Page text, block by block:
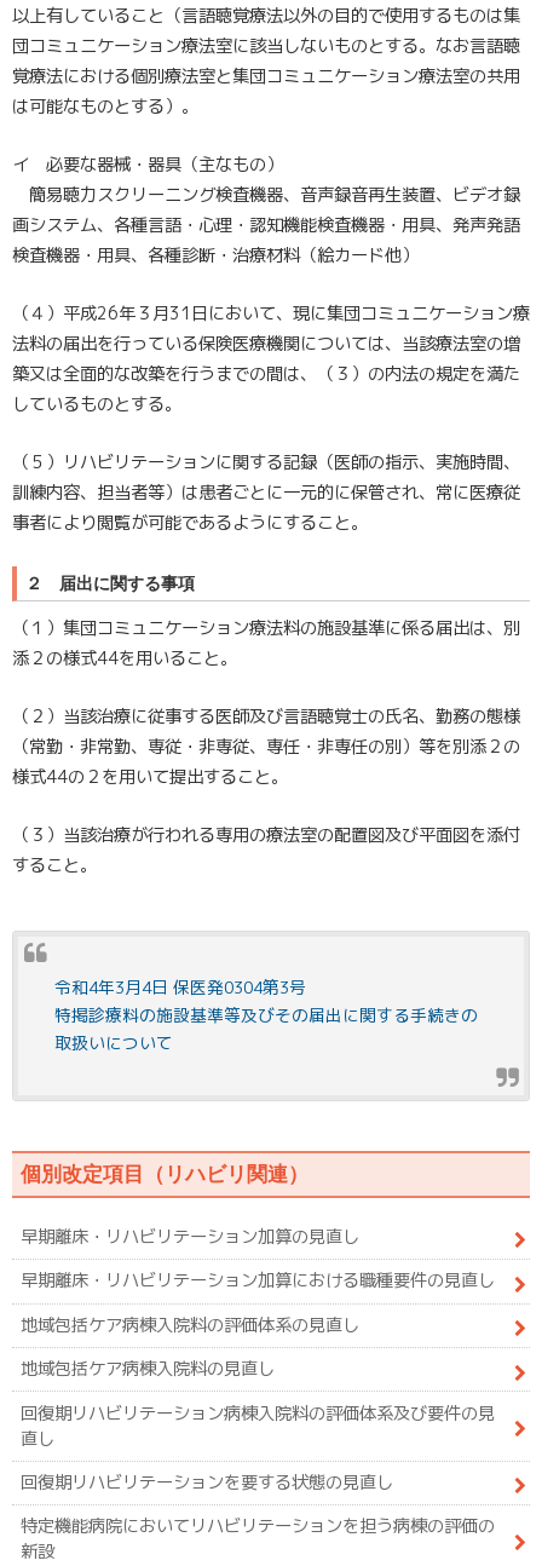
以上有していること（言語聴覚療法以外の目的で使用するものは集
団コミュニケーション療法室に該当しないものとする。なお言語聴
覚療法における個別療法室と集団コミュニケーション療法室の共用
は可能なものとする）。
イ 必要な器械・器具（主なもの）
簡易聴力スクリーニング検査機器、音声録音再生装置、ビデオ録
画システム、各種言語・心理・認知機能検査機器・用具、発声発語
検査機器・用具、各種診断・治療材料（絵カード他）
（４）平成26年３月31日において、現に集団コミュニケーション療
法料の届出を行っている保険医療機関については、当該療法室の増
築又は全面的な改築を行うまでの間は、（３）の内法の規定を満た
しているものとする。
（５）リハビリテーションに関する記録（医師の指示、実施時間、
訓練内容、担当者等）は患者ごとに一元的に保管され、常に医療従
事者により閲覧が可能であるようにすること。
２ 届出に関する事項
（１）集団コミュニケーション療法料の施設基準に係る届出は、別
添２の様式44を用いること。
（２）当該治療に従事する医師及び言語聴覚士の氏名、勤務の態様
（常勤・非常勤、専従・非専従、専任・非専任の別）等を別添２の
様式44の２を用いて提出すること。
（３）当該治療が行われる専用の療法室の配置図及び平面図を添付
すること。
令和4年3月4日 保医発0304第3号
特掲診療料の施設基準等及びその届出に関する手続きの
取扱いについて
個別改定項目（リハビリ関連）
早期離床・リハビリテーション加算の見直し
早期離床・リハビリテーション加算における職種要件の見直し
地域包括ケア病棟入院料の評価体系の見直し
地域包括ケア病棟入院料の見直し
回復期リハビリテーション病棟入院料の評価体系及び要件の見
直し
回復期リハビリテーションを要する状態の見直し
特定機能病院においてリハビリテーションを担う病棟の評価の
新設